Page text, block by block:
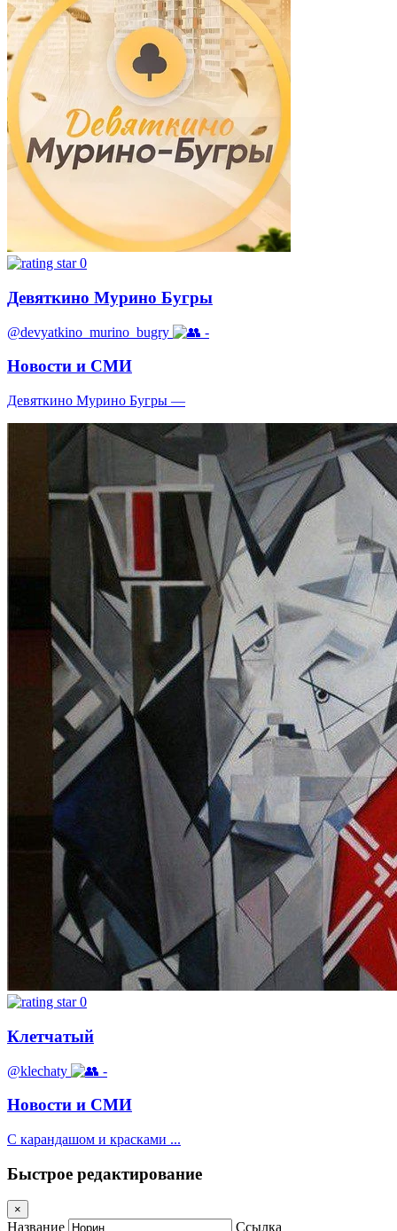
0
Девяткино Мурино Бугры
@devyatkino_murino_bugry -
Новости и СМИ
Девяткино Мурино Бугры —
0
Клетчатый
@klechaty -
Новости и СМИ
С карандашом и красками ...
Быстрое редактирование
×
Название Ссылка